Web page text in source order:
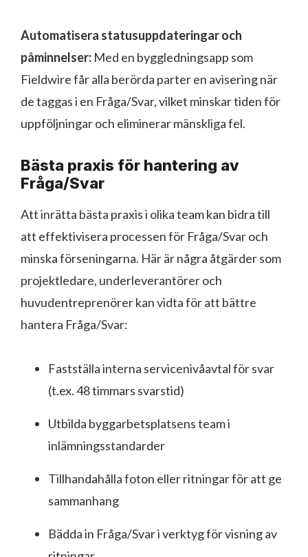
Automatisera statusuppdateringar och
påminnelser: Med en byggledningsapp som
Fieldwire får alla berörda parter en avisering när
de taggas i en Fråga/Svar, vilket minskar tiden för
uppföljningar och eliminerar mänskliga fel.
Bästa praxis för hantering av
Fråga/Svar
Att inrätta bästa praxis i olika team kan bidra till
att effektivisera processen för Fråga/Svar och
minska förseningarna. Här är några åtgärder som
projektledare, underleverantörer och
huvudentreprenörer kan vidta för att bättre
hantera Fråga/Svar:
Fastställa interna servicenivåavtal för svar
(t.ex. 48 timmars svarstid)
Utbilda byggarbetsplatsens team i
inlämningsstandarder
Tillhandahålla foton eller ritningar för att ge
sammanhang
Bädda in Fråga/Svar i verktyg för visning av